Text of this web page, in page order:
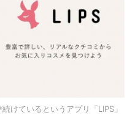
ートアップ支援側の取り組みに
けているというアプリ「LIPS」